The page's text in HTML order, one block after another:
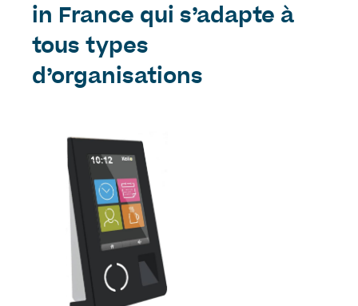
in France qui s’adapte à
tous types
d’organisations